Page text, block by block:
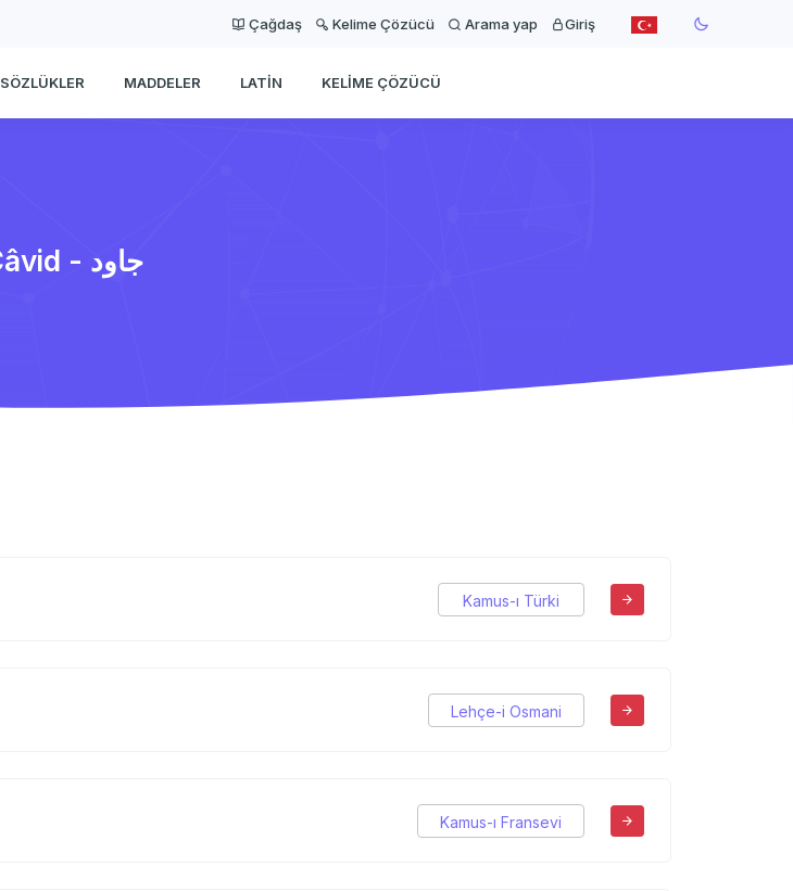
Çağdaş Kelime Çözücü Arama yap Giriş
SÖZLÜKLER MADDELER LATIN KELIME ÇÖZÜCÜ
Câvid - جاود
Kamus-ı Türki
Lehçe-i Osmani
Kamus-ı Fransevi